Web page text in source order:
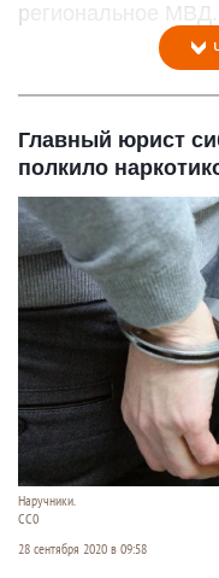
региональное МВД.
Главный юрист
полкило
Наручники.
СС0
28 сентября 2020 в 09:58